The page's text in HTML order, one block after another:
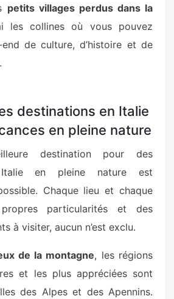
petits villages perdus dans la
les collines où vous pouvez
de culture, d’histoire et de
destinations en Italie
en pleine nature
destination pour des
en pleine nature est
Chaque lieu et chaque
particularités et des
à visiter, aucun n’est exclu.
de la montagne, les régions
et les plus appréciées sont
des Alpes et des Apennins.